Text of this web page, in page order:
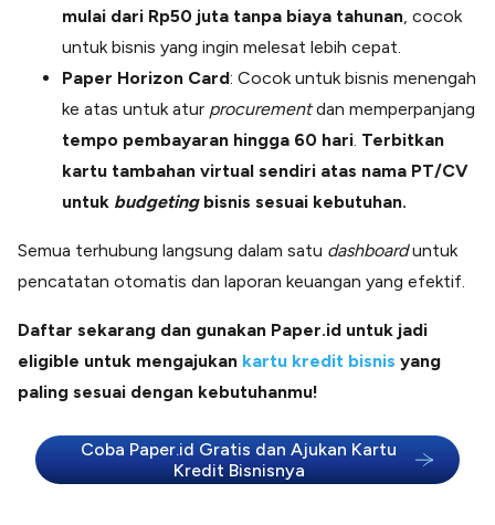
mulai dari Rp50 juta tanpa biaya tahunan, cocok
untuk bisnis yang ingin melesat lebih cepat.
Paper Horizon Card: Cocok untuk bisnis menengah
ke atas untuk atur procurementdan memperpanjang
tempo pembayaran hingga 60 hari. Terbitkan
kartu tambahan virtual sendiri atas nama PT/CV
untuk budgeting bisnis sesuai kebutuhan.
Semua terhubung langsung dalam satu dashboarduntuk
pencatatan otomatis dan laporan keuangan yang efektif.
Daftar sekarang dan gunakan Paper.id untuk jadi
eligible untuk mengajukan kartu kredit bisnis yang
paling sesuai dengan kebutuhanmu!
Coba Paper.id Gratis dan Ajukan Kartu
Kredit Bisnisnya